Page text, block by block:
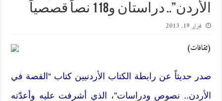
الأردن”.. دراستان و118 نصاً قصصياً
فبراير 19, 2013
(ثقافات)
صدر حديثاً عن رابطة الكتاب الأردنيين كتاب “القصة في
الأردن.. نصوص ودراسات”، الذي أشرفت عليه وأعدّته